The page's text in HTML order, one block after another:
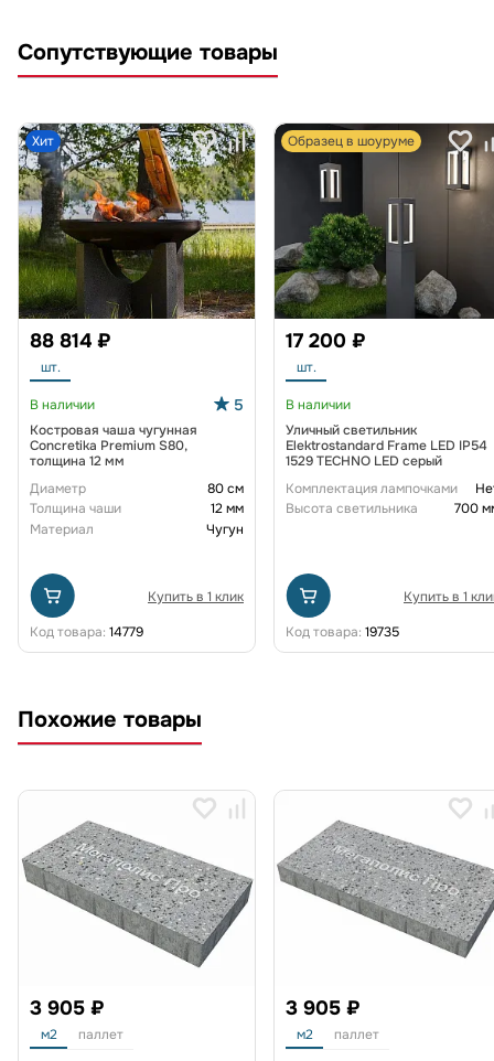
Сопутствующие товары
Хит
88 814 ₽
шт.
В наличии 5
Костровая чаша чугунная
Concretika Premium S80,
толщина 12 мм
Диаметр
80 см
Толщина чаши
12 мм
Материал
Чугун
Купить в 1 клик
Код товара: 14779
Образец в шоуруме
17 200 ₽
шт.
В наличии
Уличный светильник
Elektrostandard Frame LED IP54
1529 TECHNO LED серый
Комплектация лампочками
Высота светильника
700
Купить в 1
Код товара: 19735
Похожие товары
3 905 ₽
м2 паллет
3 905 ₽
м2 паллет